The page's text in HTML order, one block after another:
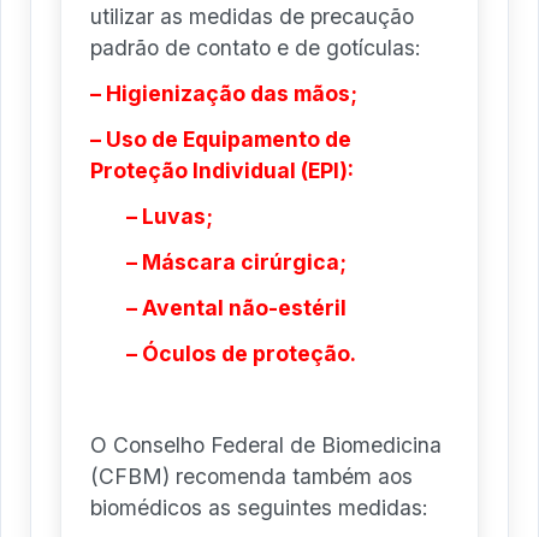
utilizar as medidas de precaução
padrão de contato e de gotículas:
– Higienização das mãos;
– Uso de Equipamento de
Proteção Individual (EPI):
– Luvas;
– Máscara cirúrgica;
– Avental não-estéril
– Óculos de proteção.
O Conselho Federal de Biomedicina
(CFBM) recomenda também aos
biomédicos as seguintes medidas: